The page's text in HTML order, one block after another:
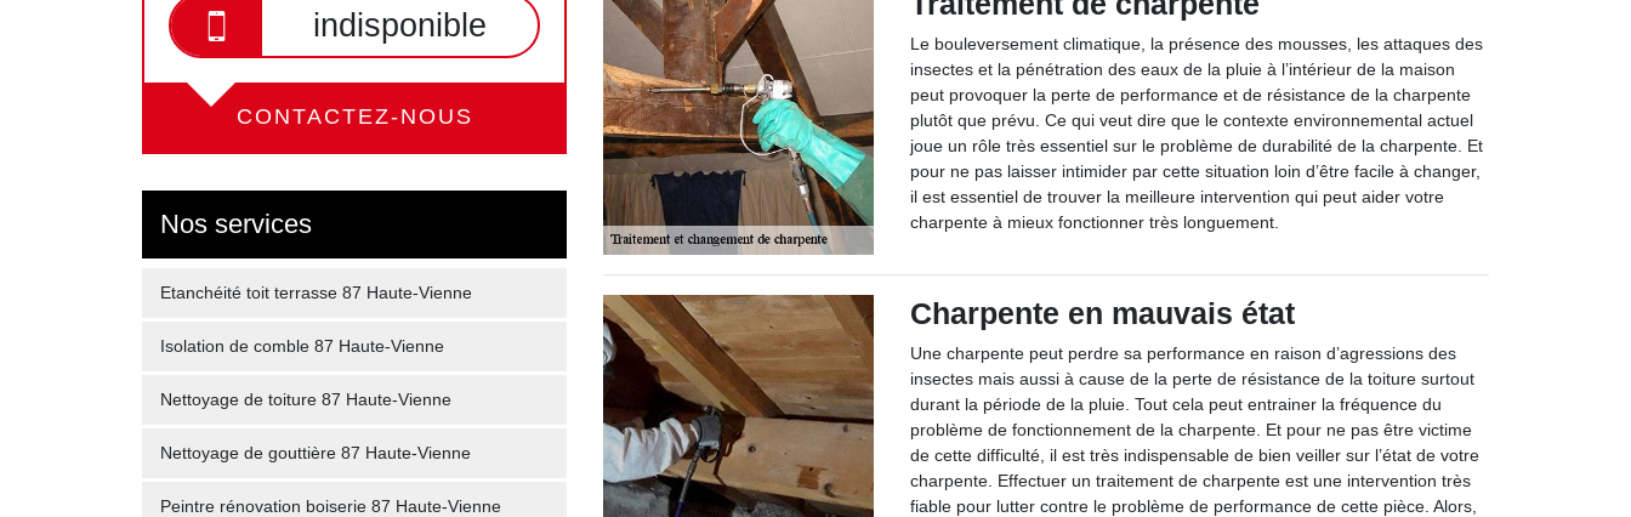
indisponible
CONTACTEZ-NOUS
Nos services
Etanchéité toit terrasse 87 Haute-Vienne
Isolation de comble 87 Haute-Vienne
Nettoyage de toiture 87 Haute-Vienne
Nettoyage de gouttière 87 Haute-Vienne
Peintre rénovation boiserie 87 Haute-Vienne
Le bouleversement climatique, la présence des mousses, les attaques des
insectes et la pénétration des eaux de la pluie à l’intérieur de la maison
peut provoquer la perte de performance et de résistance de la charpente
plutôt que prévu. Ce qui veut dire que le contexte environnemental actuel
joue un rôle très essentiel sur le problème de durabilité de la charpente. Et
pour ne pas laisser intimider par cette situation loin d’être facile à changer,
il est essentiel de trouver la meilleure intervention qui peut aider votre
charpente à mieux fonctionner très longuement.
Charpente en mauvais état
Une charpente peut perdre sa performance en raison d’agressions des
insectes mais aussi à cause de la perte de résistance de la toiture surtout
durant la période de la pluie. Tout cela peut entrainer la fréquence du
problème de fonctionnement de la charpente. Et pour ne pas être victime
de cette difficulté, il est très indispensable de bien veiller sur l’état de votre
charpente. Effectuer un traitement de charpente est une intervention très
fiable pour lutter contre le problème de performance de cette pièce. Alors,